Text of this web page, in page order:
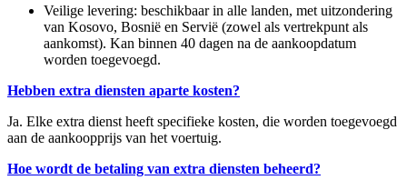
Veilige levering: beschikbaar in alle landen, met uitzondering
van Kosovo, Bosnië en Servië (zowel als vertrekpunt als
aankomst). Kan binnen 40 dagen na de aankoopdatum
worden toegevoegd.
Hebben extra diensten aparte kosten?
Ja. Elke extra dienst heeft specifieke kosten, die worden toegevoegd
aan de aankoopprijs van het voertuig.
Hoe wordt de betaling van extra diensten beheerd?